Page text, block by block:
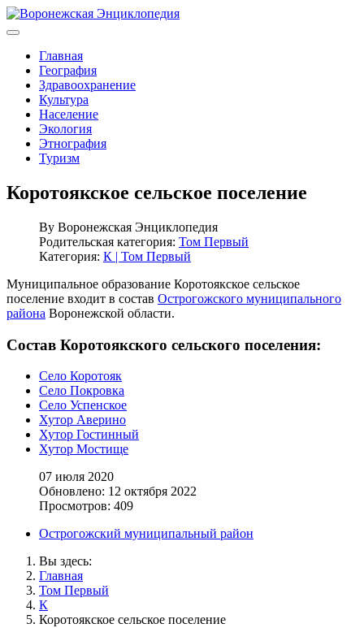
Главная
География
Здравоохранение
Культура
Население
Экология
Этнография
Туризм
Коротоякское сельское поселение
By Воронежская Энциклопедия
Родительская категория: Том Первый
Категория: К | Том Первый
Муниципальное образование Коротоякское сельское
поселение входит в состав Острогожского муниципального
района Воронежской области.
Состав Коротоякского сельского поселения:
Село Коротояк
Село Покровка
Село Успенское
Хутор Аверино
Хутор Гостинный
Хутор Мостище
07 июля 2020
Обновлено: 12 октября 2022
Просмотров: 409
Острогожский муниципальный район
Вы здесь:
Главная
Том Первый
К
Коротоякское сельское поселение